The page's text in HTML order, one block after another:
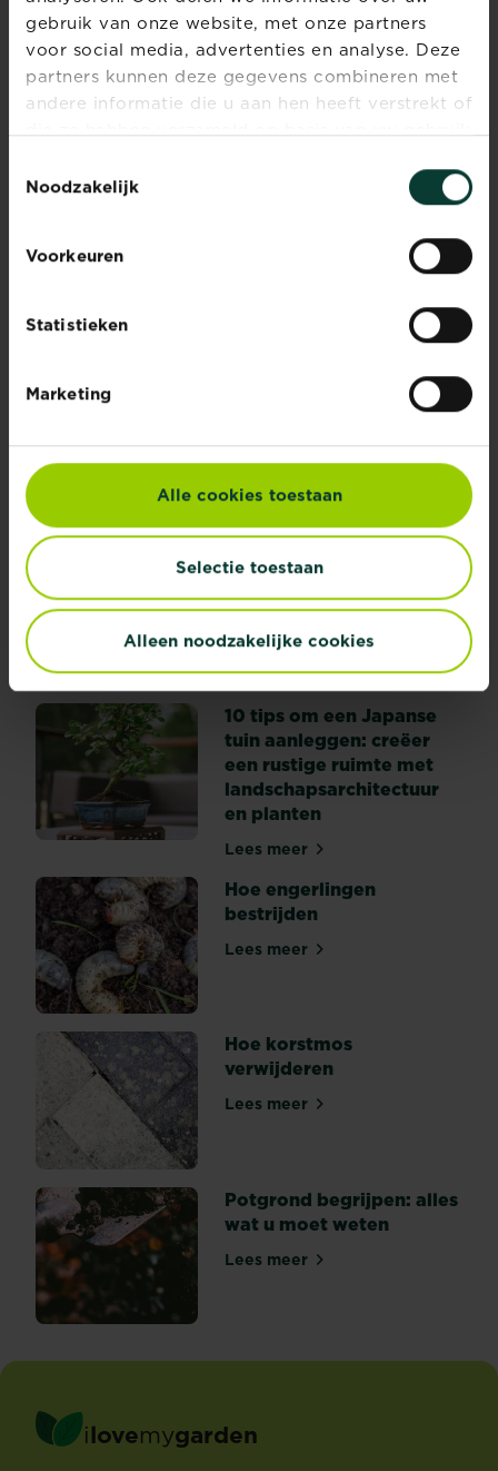
gebruik van onze website, met onze partners
voor social media, advertenties en analyse. Deze
partners kunnen deze gegevens combineren met
andere informatie die u aan hen heeft verstrekt of
die ze hebben verzameld op basis van uw gebruik
Noodzakelijk
Voorkeuren
Statistieken
Marketing
Alle cookies toestaan
Selectie toestaan
Alleen noodzakelijke cookies
droomgazon?
Geen tijd, wel een droomgazon?
Potgrond voor bloemen -
Lees meerPotgrond voor bloemen -
Algen en groene aanslag
Lees meerAlgen en groene aanslag
10 tips om een Japanse
tuin aanleggen: creëer
een rustige ruimte met
landschapsarchitectuur
en planten
Lees meer10 tips om een Japanse
Hoe engerlingen
bestrijden
Lees meerHoe engerlingen bestrijden
Hoe korstmos
verwijderen
Lees meerHoe korstmos verwijderen
Potgrond begrijpen: alles
wat u moet weten
Lees meerPotgrond begrijpen: alles
ilovemygarden